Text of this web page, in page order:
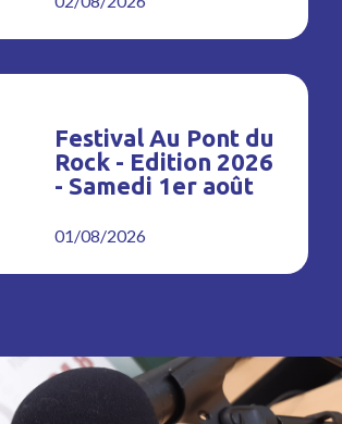
Festival Au Pont du
Rock - Edition 2026
- Samedi 1er août
01/08/2026